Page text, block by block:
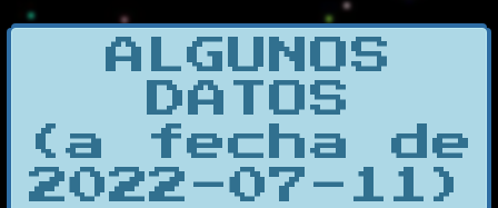
ALGUNOS
DATOS
(a fecha de
2022-07-11)